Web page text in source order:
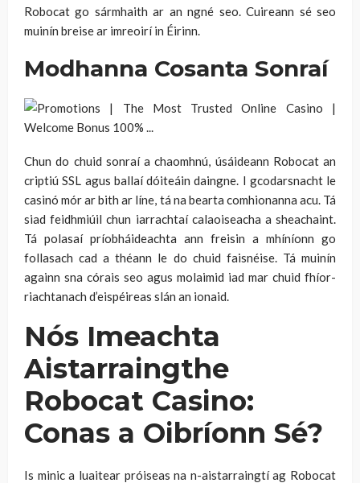
Robocat go sármhaith ar an ngné seo. Cuireann sé seo
muinín breise ar imreoirí in Éirinn.
Modhanna Cosanta Sonraí
Chun do chuid sonraí a chaomhnú, úsáideann Robocat an
criptiú SSL agus ballaí dóiteáin daingne. I gcodarsnacht le
casinó mór ar bith ar líne, tá na bearta comhionanna acu. Tá
siad feidhmiúil chun iarrachtaí calaoiseacha a sheachaint.
Tá polasaí príobháideachta ann freisin a mhíníonn go
follasach cad a théann le do chuid faisnéise. Tá muinín
againn sna córais seo agus molaimid iad mar chuid fhíor-
riachtanach d’eispéireas slán an ionaid.
Nós Imeachta
Aistarraingthe
Robocat Casino:
Conas a Oibríonn Sé?
Is minic a luaitear próiseas na n-aistarraingtí ag Robocat